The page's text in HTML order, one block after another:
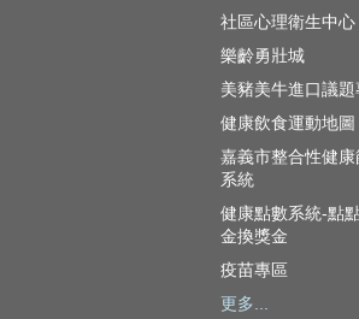
社區心理衛生中心
樂齡勇壯城
美豬美牛進口議題
健康飲食運動地圖
嘉義市整合性健康
系統
健康點數系統-點
金換獎金
疫苗專區
更多...